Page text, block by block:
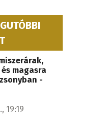
magasra
-
19:19